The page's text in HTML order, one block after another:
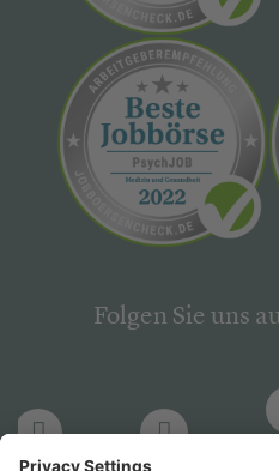
Folgen Sie uns